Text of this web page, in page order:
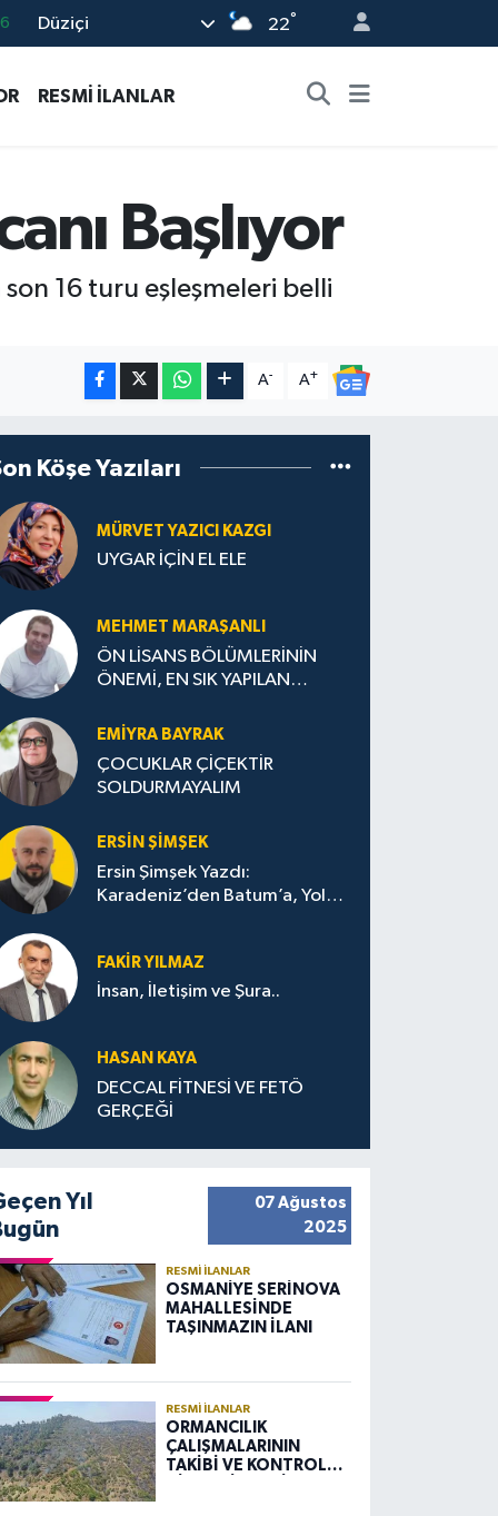
Düziçi 22°
RESMİ İLANLAR
Başlıyor
son 16 turu eşleşmeleri belli
A- A+
Köşe Yazıları
MÜRVET YAZICI KAZGI
UYGAR İÇİN EL ELE
MEHMET MARAŞANLI
ÖN LİSANS BÖLÜMLERİNİN
ÖNEMİ, EN SIK YAPILAN
STRATEJİLERİ
EMIYRA BAYRAK
ÇOCUKLAR ÇİÇEKTİR
SOLDURMAYALIM
ERSIN ŞIMŞEK
Ersin Şimşek Yazdı:
Karadeniz’den Batum’a, Yolun
FAKIR YILMAZ
İnsan, İletişim ve Şura..
HASAN KAYA
DECCAL FİTNESİ VE FETÖ
GERÇEĞİ
Yıl
07 Ağustos
2025
RESMI İLANLAR
OSMANİYE SERİNOVA
MAHALLESİNDE
TAŞINMAZIN İLANI
RESMI İLANLAR
ORMANCILIK
ÇALIŞMALARININ
TAKİBİ VE KONTROLÜ